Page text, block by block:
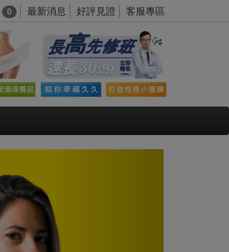
0 最新消息 好評見證 客服專區